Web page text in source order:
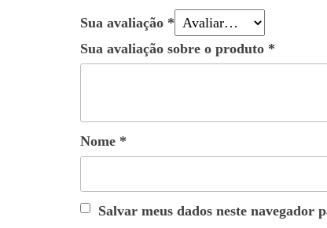
Sua avaliação *
Sua avaliação sobre o produto *
Nome *
Salvar meus dados neste navegador